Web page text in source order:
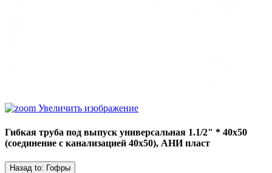
Увеличить изображение
Гибкая труба под выпуск универсальная 1.1/2" * 40x50
(соединение с канализацией 40х50), АНИ пласт